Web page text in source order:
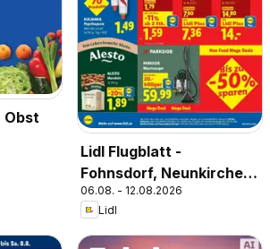
Obst
Lidl Flugblatt -
Fohnsdorf, Neunkirchen,
Graz
06.08. - 12.08.2026
Lidl